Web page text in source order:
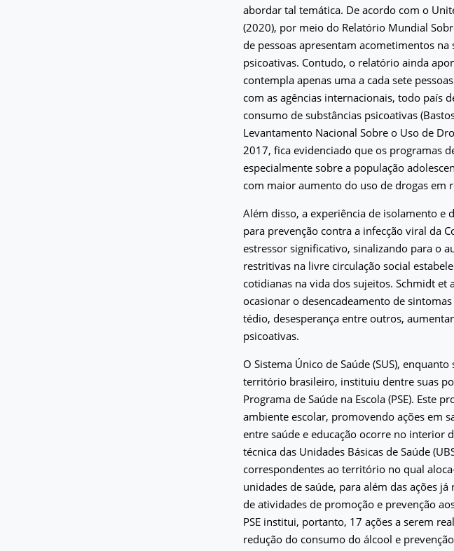
abordar tal temática. De acordo com o
(2020), por meio do Relatório Mundial
de pessoas apresentam acometimentos
psicoativas. Contudo, o relatório ainda
contempla apenas uma a cada sete
com as agências internacionais, todo país
consumo de substâncias psicoativas
Levantamento Nacional Sobre o Uso de
2017, fica evidenciado que os programas
especialmente sobre a população
com maior aumento do uso de drogas em
Além disso, a experiência de isolamento e
para prevenção contra a infecção viral da
estressor significativo, sinalizando para o
restritivas na livre circulação social
cotidianas na vida dos sujeitos. Schmidt et
ocasionar o desencadeamento de
tédio, desesperança entre outros,
psicoativas.
O Sistema Único de Saúde (SUS),
território brasileiro, instituiu dentre suas
Programa de Saúde na Escola (PSE). Este
ambiente escolar, promovendo ações em
entre saúde e educação ocorre no interior
técnica das Unidades Básicas de Saúde
correspondentes ao território no qual
unidades de saúde, para além das ações
de atividades de promoção e prevenção
PSE institui, portanto, 17 ações a serem
redução do consumo do álcool e